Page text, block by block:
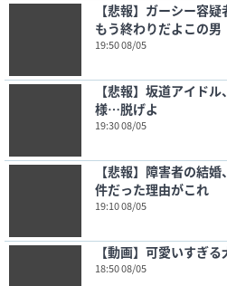
【悲報】ガーシー容
もう終わりだよこの男
19:50 08/05
【悲報】坂道アイド
様…脱げよ
19:30 08/05
【悲報】障害者の結
件だった理由がこれ
19:10 08/05
【動画】可愛いすぎ
18:50 08/05